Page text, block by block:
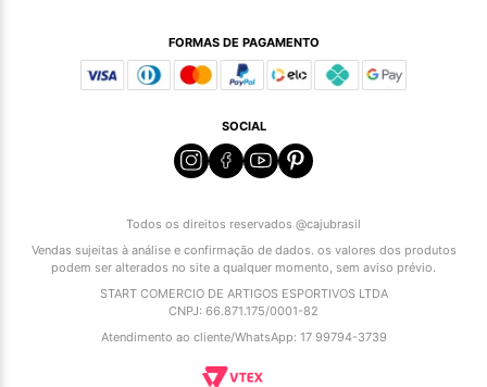
FORMAS DE PAGAMENTO
SOCIAL
Todos os direitos reservados @cajubrasil
Vendas sujeitas à análise e confirmação de dados. os valores dos produtos
podem ser alterados no site a qualquer momento, sem aviso prévio.
START COMERCIO DE ARTIGOS ESPORTIVOS LTDA
CNPJ: 66.871.175/0001-82
Atendimento ao cliente/WhatsApp: 17 99794-3739